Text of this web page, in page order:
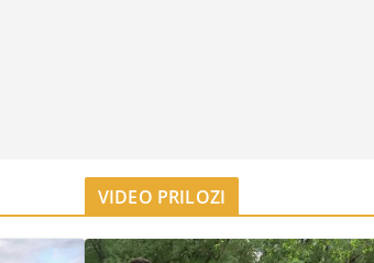
VIDEO PRILOZI